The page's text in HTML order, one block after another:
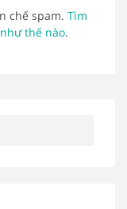
chế spam. Tìm
thế nào.